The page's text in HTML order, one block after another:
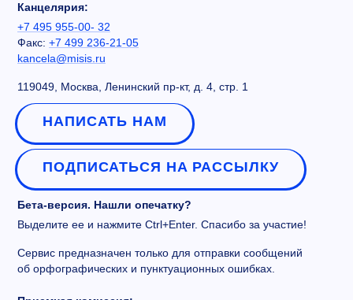
Канцелярия:
+7 495 955-00- 32
Факс: +7 499 236-21-05
kancela@misis.ru
119049, Москва, Ленинский пр-кт, д. 4, стр. 1
НАПИСАТЬ НАМ
ПОДПИСАТЬСЯ НА РАССЫЛКУ
Бета-версия. Нашли опечатку?
Выделите ее и нажмите Ctrl+Enter. Спасибо за участие!
Сервис предназначен только для отправки сообщений
об орфографических и пунктуационных ошибках.